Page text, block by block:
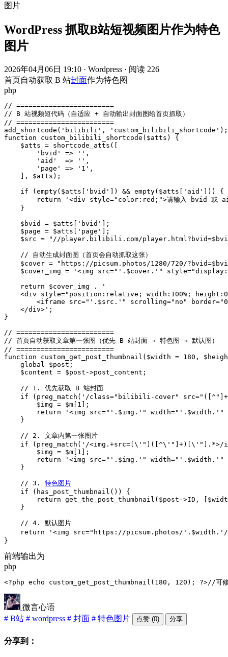
图片
WordPress 抓取B站短视频图片作为特色
图片
2026年04月06日 19:10 · Wordpress · 阅读 226
首页自动获取 B 站封面作为特色图
php
// ========================
// B 站视频短代码（自适应 + 自动输出封面图给首页抓取）
// ========================
add_shortcode('bilibili', 'custom_bilibili_shortcode');
function custom_bilibili_shortcode($atts) {
    $atts = shortcode_atts([
        'bvid' => '',
        'aid'  => '',
        'page' => '1',
    ], $atts);
    if (empty($atts['bvid']) && empty($atts['aid'])) {
return '<div style="color:red;">请输入 bvid 或
    }
    $bvid = $atts['bvid'];
    $page = $atts['page'];
$src = "//player.bilibili.com/
    // 自动生成封面图（首页会自动抓取这张）
$cover = "https://picsum.photos/1280/720/
$cover_img = '<img src="'.$cover.'"
    return $cover_img . '
<div style="position:relative; width:100%;
<iframe src="'.$src.'" scrolling="no"
    </div>';
}
// ========================
// 首页自动获取文章第一张图（优先 B 站封面 → 特色图 → 默认图）
// ========================
function custom_get_post_thumbnail($width = 180,
    global $post;
    $content = $post->post_content;
    // 1. 优先获取 B 站封面
if (preg_match('/class="bilibili-cover"
        $img = $m[1];
return '<img src="'.$img.'"
    }
    // 2. 文章内第一张图片
if (preg_match('/<img.+src=[\'"]([^\'"]+)[\'"].*>/
        $img = $m[1];
return '<img src="'.$img.'"
    }
    // 3.
特色图片
    if (has_post_thumbnail()) {
return get_the_post_thumbnail($post->ID,
    }
    // 4. 默认图片
return '<img src="https://picsum.photos/
}
前端输出为
php
<?php echo custom_get_post_thumbnail(180, 120); ?>//可修
微言心语
# B站 # wordpress # 封面 # 特色图片 点赞 (0) 分享
分享到：